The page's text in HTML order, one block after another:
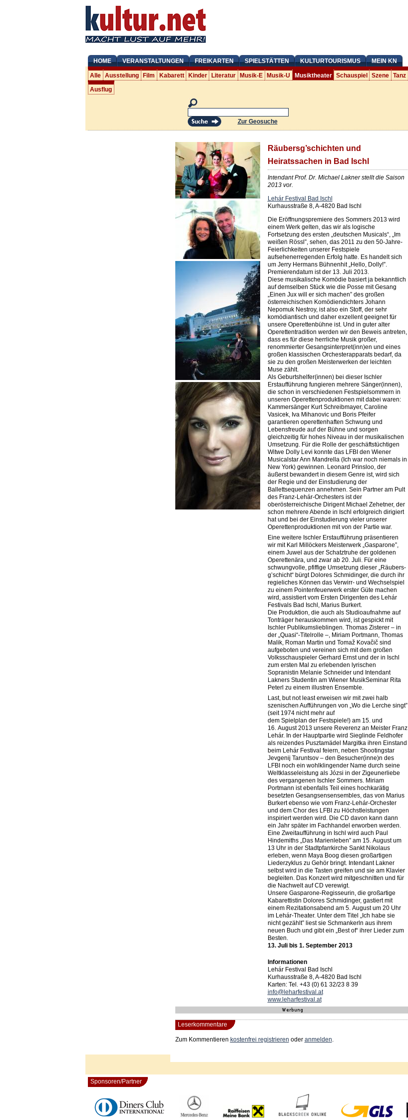
HOME VERANSTALTUNGEN FREIKARTEN SPIELSTÄTTEN KULTURTOURISMUS MEIN KN
Alle Ausstellung Film Kabarett Kinder Literatur Musik-E Musik-U Musiktheater Schauspiel Szene Tanz
Ausflug
Zur Geosuche
Räubersg’schichten und
Heiratssachen in Bad Ischl
Intendant Prof. Dr. Michael Lakner stellt die Saison
2013 vor.
Lehár Festival Bad Ischl
Kurhausstraße 8, A-4820 Bad Ischl
Die Eröffnungspremiere des Sommers 2013 wird
einem Werk gelten, das wir als logische
Fortsetzung des ersten „deutschen Musicals“, „Im
weißen Rössl”, sehen, das 2011 zu den 50-Jahre-
Feierlichkeiten unserer Festspiele
aufsehenerregenden Erfolg hatte. Es handelt sich
um Jerry Hermans Bühnenhit „Hello, Dolly!”.
Premierendatum ist der 13. Juli 2013.
Diese musikalische Komödie basiert ja bekanntlich
auf demselben Stück wie die Posse mit Gesang
„Einen Jux will er sich machen” des großen
österreichischen Komö­diendichters Johann
Nepomuk Nestroy, ist also ein Stoff, der sehr
komödiantisch und daher exzellent geeignet für
unsere Operettenbühne ist. Und in guter alter
Operettentradition werden wir den Beweis antreten,
dass es für diese herrliche Musik großer,
renommierter Gesangsinterpret(in­­n)en und eines
großen klassischen Orchesterapparats bedarf, da
sie zu den großen Meisterwerken der leichten
Muse zählt.
Als Geburtshelfer(innen) bei dieser Ischler
Erstaufführung fungieren mehrere Sänge­r(in­nen),
die schon in verschiedenen Festspielsommern in
unseren Operettenproduktionen mit dabei waren:
Kammersänger Kurt Schreibmayer, Caroline
Vasicek, Iva Mihanovic und Boris Pfeifer
garantieren operettenhaften Schwung und
Lebensfreude auf der Bühne und sorgen
gleichzeitig für hohes Niveau in der musikalischen
Umsetzung. Für die Rolle der geschäftstüchtigen
Witwe Dolly Levi konnte das LFBI den Wiener
Musicalstar Ann Mand­rella (Ich war noch niemals in
New York) gewinnen. Leonard Prinsloo, der
äußerst bewandert in diesem Genre ist, wird sich
der Regie und der Einstudierung der
Ballettsequenzen annehmen. Sein Partner am Pult
des Franz-Lehár-Orchesters ist der
oberösterreichische Dirigent Michael Zehetner, der
schon mehrere Abende in Ischl erfolgreich dirigiert
hat und bei der Einstudierung vieler unserer
Operettenproduktionen mit von der Partie war.
Eine weitere Ischler Erstaufführung präsentieren
wir mit Karl Millöckers Meisterwerk „Gasparone”,
einem Juwel aus der Schatztruhe der goldenen
Operettenära, und zwar ab 20. Juli. Für eine
schwungvolle, pfiffige Umsetzung dieser „Räubers­
g’schicht“ bürgt Dolores Schmidinger, die durch ihr
regieliches Können das Verwirr- und Wechselspiel
zu einem Pointenfeuerwerk erster Güte machen
wird, assistiert vom Ersten Dirigenten des Lehár
Festivals Bad Ischl, Marius Burkert.
Die Produktion, die auch als Studioaufnahme auf
Tonträger herauskommen wird, ist gespickt mit
Ischler Publikumslieblingen. Thomas Zisterer – in
der „Quasi“­-Titelrolle –, Miriam Portmann, Thomas
Malik, Roman Martin und Tomaž Kovačič sind
aufgeboten und vereinen sich mit dem großen
Volksschauspieler Gerhard Ernst und der in Ischl
zum ersten Mal zu er­lebenden lyrischen
Sopranistin Melanie Schneider und Intendant
Lakners Studentin am Wiener MusikSeminar Rita
Peterl zu einem illustren Ensemble.
Last, but not least erweisen wir mit zwei halb
szenischen Aufführungen von „Wo die Lerche singt”
(seit 1974 nicht mehr auf
dem Spielplan der Festspiele!) am 15. und
16. August 2013 unsere Reverenz an Meister Franz
Lehár. In der Hauptpartie wird Sieglinde Feldhofer
als reizendes Puszta­mädel Margitka ihren Einstand
beim Lehár Festival feiern, neben Shootingstar
Jevgenij Taruntsov – den Besucher(inne)n des
LFBI noch ein wohlklingender Name durch seine
Weltklasseleistung als Józsi in der Zigeunerliebe
des vergangenen Ischler Sommers. Miriam
Portmann ist ebenfalls Teil eines hochkarätig
besetzten Gesangsensensembles, das von Marius
Burkert ebenso wie vom Franz-Lehár-Orchester
und dem Chor des LFBI zu Höchstleistungen
inspiriert werden wird. Die CD davon kann dann
ein Jahr später im Fachhandel erworben werden.
Eine Zweitaufführung in Ischl wird auch Paul
Hindemiths „Das Marienleben” am 15. August um
13 Uhr in der Stadtpfarrkirche Sankt Nikolaus
erleben, wenn ­Maya Boog diesen großartigen
Liederzyklus zu Gehör bringt. Intendant Lakner
selbst wird in die Tasten greifen und sie am Klavier
begleiten. Das Konzert wird mitgeschnitten und für
die Nachwelt auf CD verewigt.
Unsere Gasparone-Regisseurin, die groß­artige
Kabarettistin Dolores Schmidinger, gastiert mit
einem Rezitationsabend am 5. August um 20 Uhr
im Lehár-Theater. Unter dem Titel „Ich habe sie
nicht gezählt” liest sie Schmankerln aus ihrem
neuen Buch und gibt ein „Best of“ ihrer Lieder zum
Besten.
13. Juli bis 1. September 2013
Informationen
Lehár Festival Bad Ischl
Kurhausstraße 8, A-4820 Bad Ischl
Karten: Tel. +43 (0) 61 32/23 8 39
info@leharfestival.at
www.leharfestival.at
Leserkommentare
Zum Kommentieren kostenfrei registrieren oder anmelden.
Sponsoren/Partner